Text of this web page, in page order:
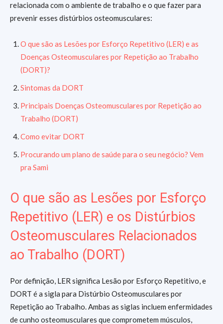
relacionada com o ambiente de trabalho e o que fazer para
prevenir esses distúrbios osteomusculares:
O que são as Lesões por Esforço Repetitivo (LER) e as
Doenças Osteomusculares por Repetição ao Trabalho
(DORT)?
Sintomas da DORT
Principais Doenças Osteomusculares por Repetição ao
Trabalho (DORT)
Como evitar DORT
Procurando um plano de saúde para o seu negócio? Vem
pra Sami
O que são as Lesões por Esforço
Repetitivo (LER) e os Distúrbios
Osteomusculares Relacionados
ao Trabalho (DORT)
Por definição, LER significa Lesão por Esforço Repetitivo, e
DORT é a sigla para Distúrbio Osteomusculares por
Repetição ao Trabalho. Ambas as siglas incluem enfermidades
de cunho osteomusculares que comprometem músculos,